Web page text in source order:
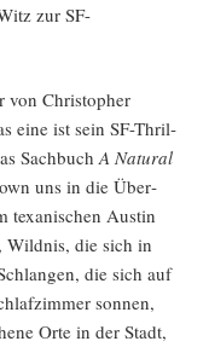
zur SF-
von Chris­to­pher
eine ist sein SF-Thril­
Sach­buchA Natu­ral
uns in die Über­
texa­ni­schen Aus­tin
Wild­nis, die sich in
die sich auf
son­nen,
Orte in der Stadt,